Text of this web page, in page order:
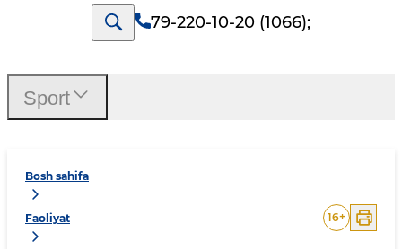
79-220-10-20 (1066);
Bosh sahifa
Faoliyat 16+
Sport